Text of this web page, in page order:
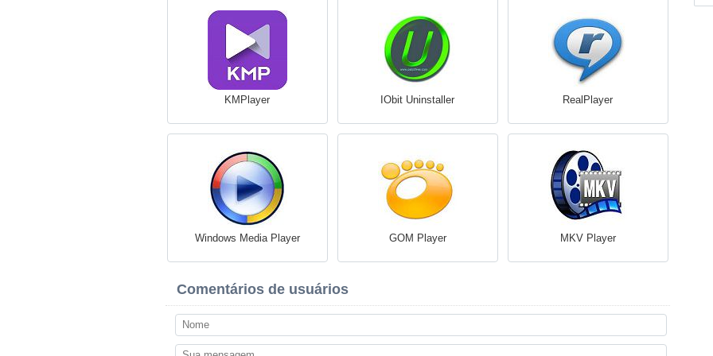
KMPlayer IObit Uninstaller RealPlayer
Windows Media Player GOM Player MKV Player
Comentários de usuários